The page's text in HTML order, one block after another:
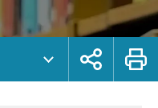
展
鈕
列